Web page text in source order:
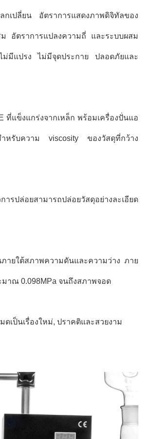
ลกเปลี่ยน อัตราการแสดงภาพดิจิทัลของ
ม อัตราการแปลงความถี่ และระบบผสม
ม่มีแปรง ไม่มีจุดประกาย ปลอดภัยและ
ที่แข็งแกร่งจากเหล็ก พร้อมเครื่องปั่นแอ
าหรับความ viscosity ของวัสดุที่กว้าง
ารปล่อยสามารถปล่อยวัสดุอย่างละเอียด
ภายใต้สภาพความดันและความว่าง ภาย
มาณ 0.098MPa จนถึงสภาพจอด
ดเป็นเรื่องใหม่, ปราคติและสวยงาม